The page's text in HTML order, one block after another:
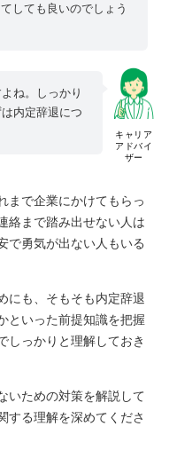
しても良いのでしょう
キャリア
アドバイ
ザー
ね。しっかり
内定辞退につ
まで企業にかけてもらっ
絡まで踏み出せない人は
で勇気が出ない人もいる
にも、そもそも内定辞退
といった前提知識を把握
しっかりと理解しておき
いための対策を解説して
する理解を深めてくださ